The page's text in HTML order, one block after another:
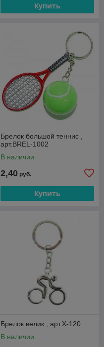
Купить
Брелок большой теннис ,
арт.BREL-1002
В наличии
2,40 руб.
Купить
Брелок велик , арт.X-120
В наличии